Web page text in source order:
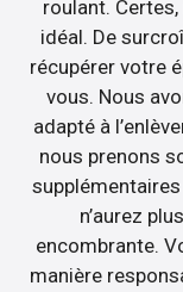
roulant.
idéal. De
récupérer votre
vous. Nous
adapté à
nous prenons
n’aurez
encombrante.
manière